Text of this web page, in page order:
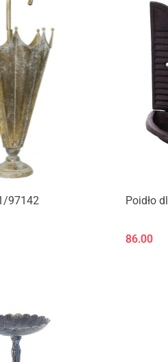
niedostępny
97142 Poidło
86.00